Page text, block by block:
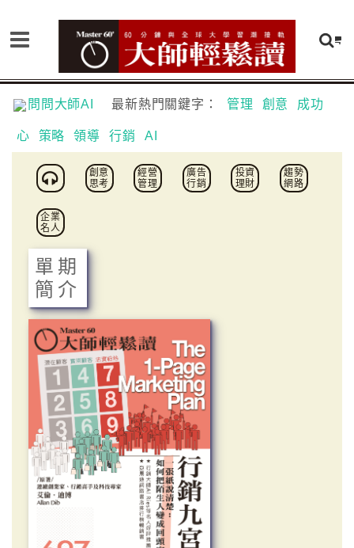
問問大師AI 最新熱門關鍵字： 管理 創意 成功
心 策略 領導 行銷 AI
創意
思考
經營
管理
廣告
行銷
投資
理財
趨勢
網路
企業
名人
單期
簡介